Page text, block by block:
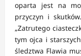
oparta jest na
przyczyn i
„Zatrutego
tym ojca i
śledztwa Flawia